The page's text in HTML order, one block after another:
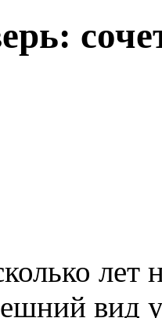
лет
вид